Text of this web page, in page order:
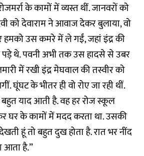
के कामों में व्यस्त थीं. जानवरों को
को देवाराम ने आवाज देकर बुलाया, वो
उस कमरे में ले गईं, जहां इंद्र की
पड़े थे. पवनी अभी तक उस हादसे से उबर
में रखी इंद्र मेघवाल की तस्वीर को
घूंघट के भीतर ही वो रोए जा रही थीं.
बहुत याद आती है. वह हर रोज स्कूल
घर के कामों में मदद करता था. उसकी
हूं तो बहुत दुख होता है. रात भर नींद
आता है.”